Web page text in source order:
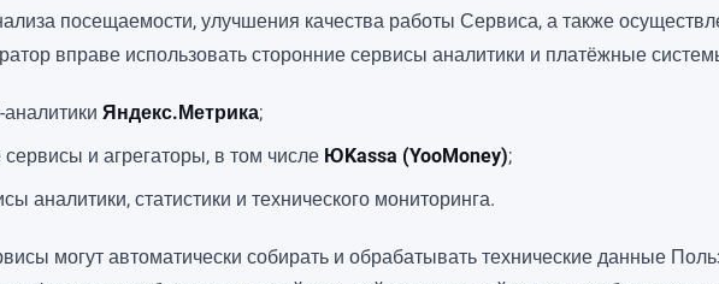
посещаемости, улучшения качества работы Сервиса, а также
вправе использовать сторонние сервисы аналитики и платёжные
Яндекс.Метрика;
и агрегаторы, в том числе ЮKassa (YooMoney);
аналитики, статистики и технического мониторинга.
могут автоматически собирать и обрабатывать технические данные